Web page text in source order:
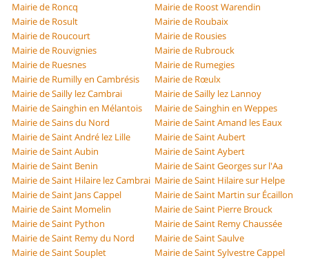
Mairie de Roncq
Mairie de Roost Warendin
Mairie de Rosult
Mairie de Roubaix
Mairie de Roucourt
Mairie de Rousies
Mairie de Rouvignies
Mairie de Rubrouck
Mairie de Ruesnes
Mairie de Rumegies
Mairie de Rumilly en Cambrésis
Mairie de Rœulx
Mairie de Sailly lez Cambrai
Mairie de Sailly lez Lannoy
Mairie de Sainghin en Mélantois
Mairie de Sainghin en Weppes
Mairie de Sains du Nord
Mairie de Saint Amand les Eaux
Mairie de Saint André lez Lille
Mairie de Saint Aubert
Mairie de Saint Aubin
Mairie de Saint Aybert
Mairie de Saint Benin
Mairie de Saint Georges sur l'Aa
Mairie de Saint Hilaire lez Cambrai Mairie de Saint Hilaire sur Helpe
Mairie de Saint Jans Cappel
Mairie de Saint Martin sur Écaillon
Mairie de Saint Momelin
Mairie de Saint Pierre Brouck
Mairie de Saint Python
Mairie de Saint Remy Chaussée
Mairie de Saint Remy du Nord
Mairie de Saint Saulve
Mairie de Saint Souplet
Mairie de Saint Sylvestre Cappel